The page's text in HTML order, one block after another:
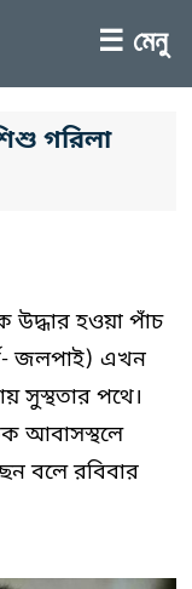
☰ মেনু
গরিলা
উদ্ধার হওয়া পাঁচ
জলপাই) এখন
সুস্থতার পথে।
আবাসস্থলে
বলে রবিবার